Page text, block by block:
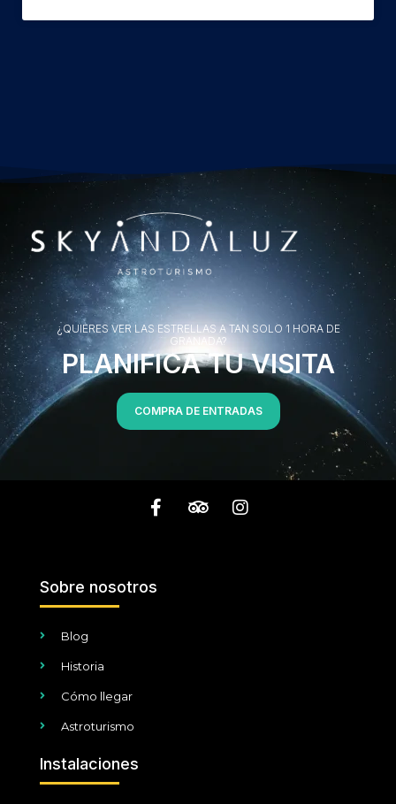
¿QUIERES VER LAS ESTRELLAS A TAN SOLO 1 HORA DE
GRANADA?
PLANIFICA TU VISITA
COMPRA DE ENTRADAS
Sobre nosotros
Blog
Historia
Cómo llegar
Astroturismo
Instalaciones